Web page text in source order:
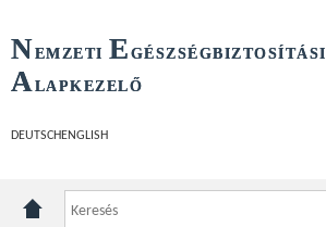
NEMZETI E GÉSZSÉGBIZTOSÍTÁSI
ALAPKEZELŐ
DEUTSCH ENGLISH